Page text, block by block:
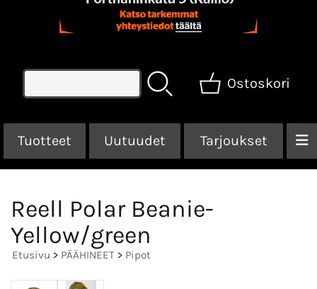
Ostoskori
Tuotteet Uutuudet Tarjoukset
Reell Polar Beanie-
Yellow/green
Etusivu > PÄÄHINEET > Pipot